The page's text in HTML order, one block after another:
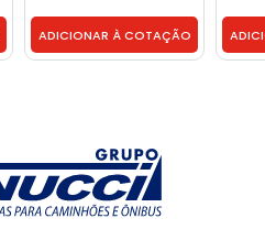
SEM ABS -
301000692
ADICIONAR À COTAÇÃO